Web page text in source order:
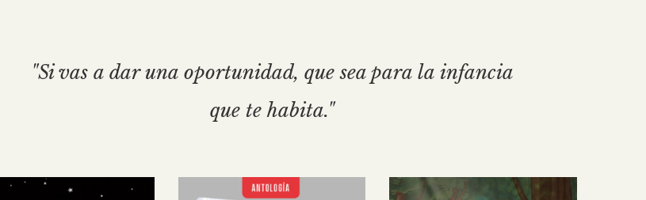
"Si vas a dar una oportunidad, que sea para la infancia
que te habita."